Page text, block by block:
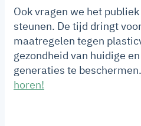
Ook vragen we het
steunen. De tijd dringt
maatregelen tegen
gezondheid van huidige
generaties te beschermen.
horen!